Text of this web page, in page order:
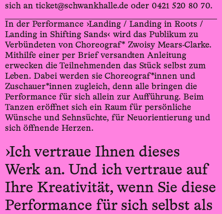
sich an ticket@schwankhalle.de oder 0421 520 80 70.
In der Performance ›Landing / Landing in Roots /
Landing in Shifting Sands‹ wird das Publikum zu
Verbündeten von Choreograf* Zwoisy Mears-Clarke.
Mithilfe einer per Brief versandten Anleitung
erwecken die Teilnehmenden das Stück selbst zum
Leben. Dabei werden sie Choreograf*innen und
Zuschauer*innen zugleich, denn alle bringen die
Performance für sich allein zur Aufführung. Beim
Tanzen eröffnet sich ein Raum für persönliche
Wünsche und Sehnsüchte, für Neuorientierung und
sich öffnende Herzen.
›Ich vertraue Ihnen dieses
Werk an. Und ich vertraue auf
Ihre Kreativität, wenn Sie diese
Performance für sich selbst als